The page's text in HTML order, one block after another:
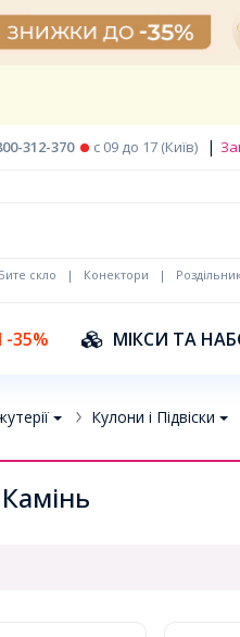
312-370 c 09 до 17 (Київ) |
Бите скло | Конектори |
35% МІКСИ ТА
Кулони і Підвіски